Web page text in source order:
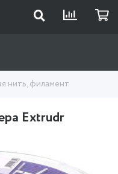
нить, филамент
Extrudr